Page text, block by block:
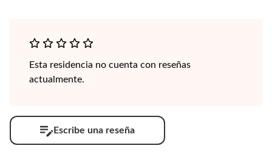
Esta residencia no cuenta con reseñas
actualmente.
Escribe una reseña